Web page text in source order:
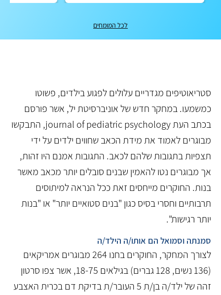
לכל המומחים
סטריאוטיפים מגדריים עלולים לפגוע בילדים, פשוטו
כמשמעו. במחקר חדש של אוניברסיטת יל, אשר פורסם
בכתב העת journal of pediatric psychology, התבקשו
מבוגרים לאמוד את מידת הכאב שחווים ילדים על ידי
תצפיות בתגובות שלהם לכאב. התגובות אמנם היו זהות,
אך מבוגרים נטו להאמין שבנים סובלים יותר מכאב מאשר
בנות. החוקרים מייחסים זאת ככל הנראה למיתוסים
תרבותיים וחסרי בסיס כגון "בנים סטואיים יותר" או "בנות
יותר רגישות".
סמנתה וסמואל הם אותו/ה הילד/ה
לצורך המחקר, החוקרים בחנו 264 מבוגרים אמריקאים
(136 נשים, 128 גברים) בגילאים 18-75, אשר צפו סרטון
זהה של ילד/ה בן/ת 5 העובר/ת בדיקת דם בכרית האצבע